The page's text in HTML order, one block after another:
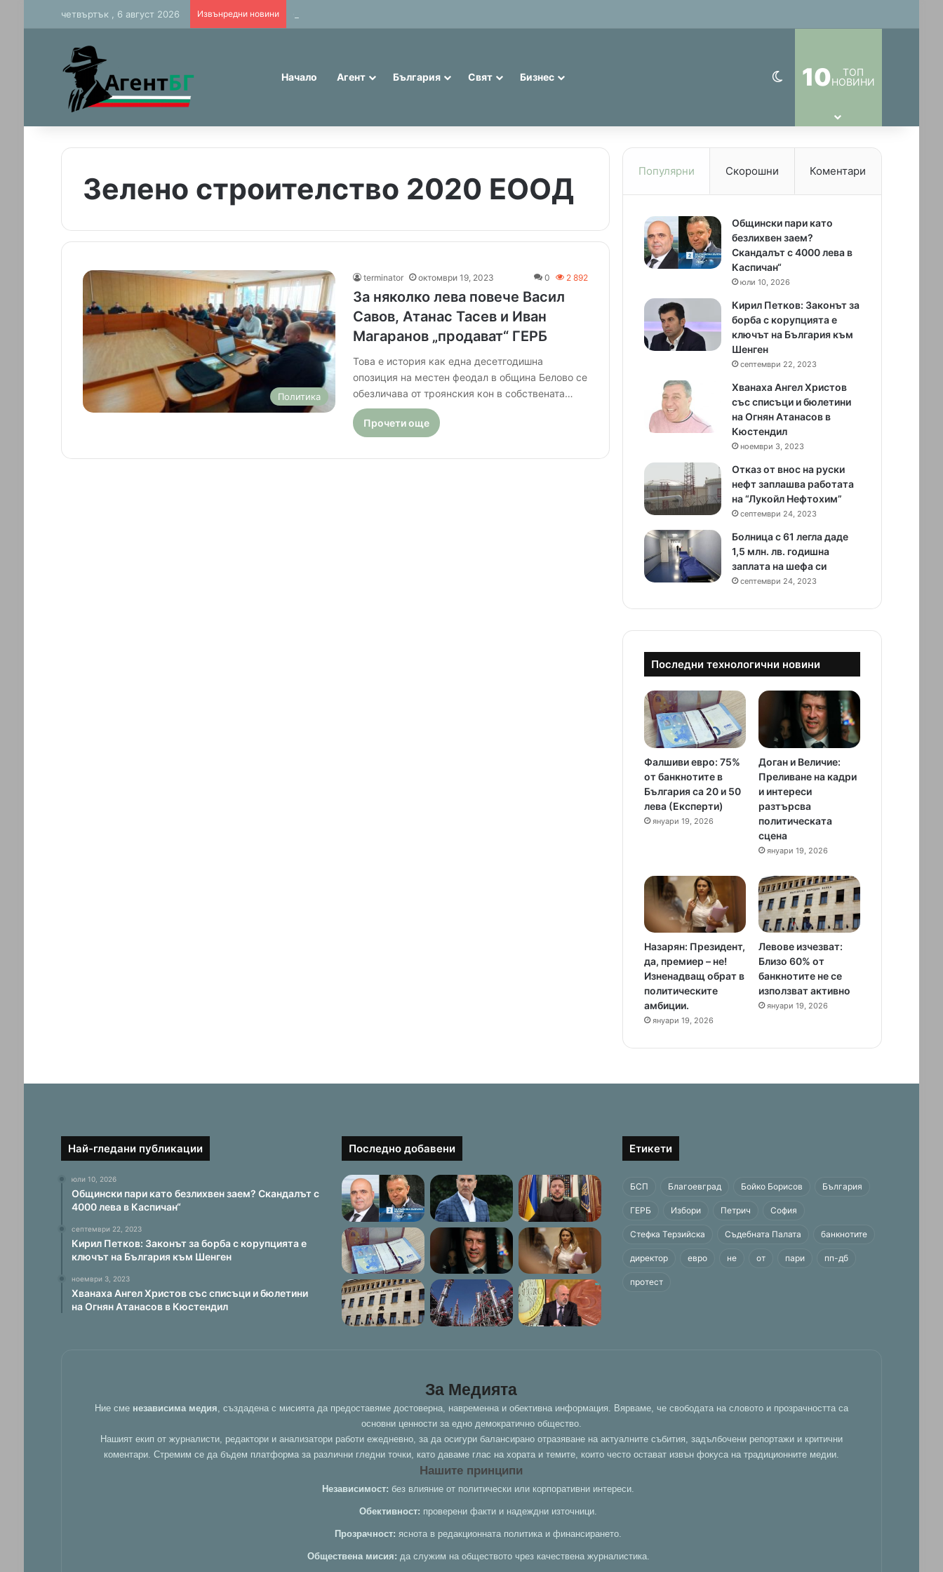
четвъртък , 6 август 2026 Извънредни новини
Начало Агент България Свят Бизнес Switch skin
10
ТОП
НОВИНИ
Зелено строителство 2020 ЕООД
Политика
terminator октомври 19, 2023 0 2 892
За няколко лева повече Васил
Савов, Атанас Тасев и Иван
Магаранов „продават“ ГЕРБ
Това е история как една десетгодишна
опозиция на местен феодал в община Белово се
обезличава от троянския кон в собствената…
Прочети още
Популярни Скорошни Коментари
Общински пари като
безлихвен заем?
Скандалът с 4000 лева в
Каспичан“
юли 10, 2026
Кирил Петков: Законът за
борба с корупцията е
ключът на България към
Шенген
септември 22, 2023
Хванаха Ангел Христов
със списъци и бюлетини
на Огнян Атанасов в
Кюстендил
ноември 3, 2023
Отказ от внос на руски
нефт заплашва работата
на “Лукойл Нефтохим”
септември 24, 2023
Болница с 61 легла даде
1,5 млн. лв. годишна
заплата на шефа си
септември 24, 2023
Последни технологични новини
Фалшиви евро: 75%
от банкнотите в
България са 20 и 50
лева (Експерти)
януари 19, 2026
Доган и Величие:
Преливане на кадри
и интереси
разтърсва
политическата
сцена
януари 19, 2026
Назарян: Президент,
да, премиер – не!
Изненадващ обрат в
политическите
амбиции.
януари 19, 2026
Левове изчезват:
Близо 60% от
банкнотите не се
използват активно
януари 19, 2026
Най-гледани публикации
юли 10, 2026
Общински пари като безлихвен заем? Скандалът с
4000 лева в Каспичан“
септември 22, 2023
Кирил Петков: Законът за борба с корупцията е
ключът на България към Шенген
ноември 3, 2023
Хванаха Ангел Христов със списъци и бюлетини
на Огнян Атанасов в Кюстендил
Последно добавени Етикети
БСП Благоевград Бойко Борисов България
ГЕРБ Избори Петрич София
Стефка Терзийска Съдебната Палата банкнотите
директор евро не от пари пп-дб
протест
За Медията
Ние сме независима медия , създадена с мисията да предоставяме достоверна, навременна и обективна информация. Вярваме, че свободата на словото и прозрачността са
основни ценности за едно демократично общество.
Нашият екип от журналисти, редактори и анализатори работи ежедневно, за да осигури балансирано отразяване на актуалните събития, задълбочени репортажи и критични
коментари. Стремим се да бъдем платформа за различни гледни точки, като даваме глас на хората и темите, които често остават извън фокуса на традиционните медии.
Нашите принципи
Независимост: без влияние от политически или корпоративни интереси.
Обективност: проверени факти и надеждни източници.
Прозрачност: яснота в редакционната политика и финансирането.
Обществена мисия: да служим на обществото чрез качествена журналистика.